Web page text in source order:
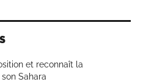
et reconnaît la
Sahara